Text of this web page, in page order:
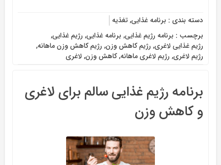
دسته بندی : برنامه غذایی,تغذیه
برچسب : برنامه رژیم غذایی, برنامه غذایی, رژیم غذایی,
رژیم غذایی لاغری, رژیم کاهش وزن, رژیم کاهش وزن ماهانه,
رژیم لاغری, رژیم لاغری ماهانه,کاهش وزن,لاغری
برنامه رژیم غذایی سالم برای لاغری
و کاهش وزن